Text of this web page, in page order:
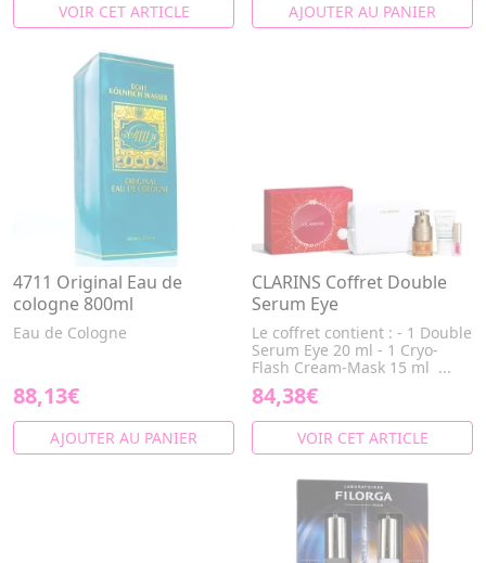
VOIR CET ARTICLE AJOUTER AU PANIER
4711 Original Eau de
cologne 800ml
Eau de Cologne
88,13€
AJOUTER AU PANIER
CLARINS Coffret Double
Serum Eye
Le coffret contient : - 1 Double
Serum Eye 20 ml - 1 Cryo-
Flash Cream-Mask 15 ml ...
84,38€
VOIR CET ARTICLE